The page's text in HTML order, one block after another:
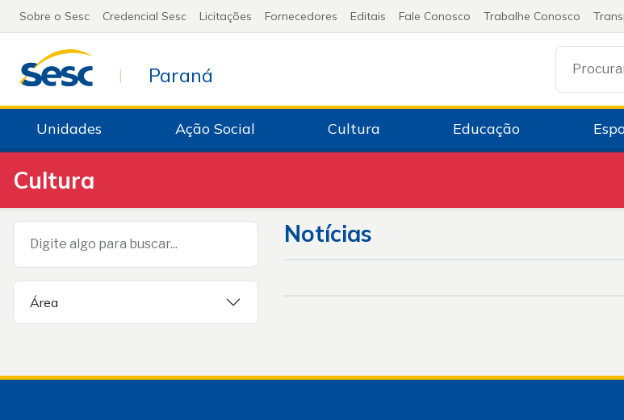
Sobre o Sesc Credencial Sesc Licitações Fornecedores Editais Fale Conosco Trabalhe Conosco
Paraná
Unidades Ação Social Cultura Educação
Cultura
Digite algo para buscar...
Área
Notícias